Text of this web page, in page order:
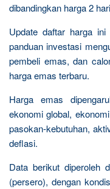
dibandingkan harga 2
Update daftar harga
panduan investasi
pembeli emas, dan
harga emas terbaru.
Harga emas
ekonomi global,
pasokan-kebutuhan,
deflasi.
Data berikut diperoleh
(persero), dengan